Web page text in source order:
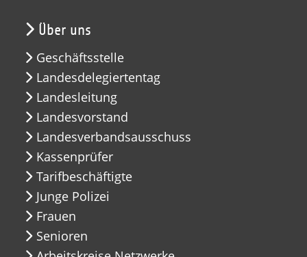
Über uns
Geschäftsstelle
Landesdelegiertentag
Landesleitung
Landesvorstand
Landesverbandsausschuss
Kassenprüfer
Tarifbeschäftigte
Junge Polizei
Frauen
Senioren